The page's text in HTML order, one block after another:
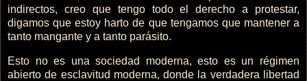
indirectos, creo que tengo todo el derecho a protestar,
digamos que estoy harto de que tengamos que mantener a
tanto mangante y a tanto parásito.
Esto no es una sociedad moderna, esto es un régimen
abierto de esclavitud moderna, donde la verdadera libertad